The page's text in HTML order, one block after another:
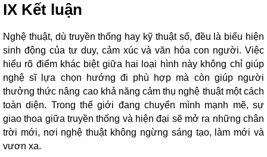
IX Kết luận
Nghệ thuật, dù truyền thống hay kỹ thuật số, đều là biểu hiện
sinh động của tư duy, cảm xúc và văn hóa con người. Việc
hiểu rõ điểm khác biệt giữa hai loại hình này không chỉ giúp
nghệ sĩ lựa chọn hướng đi phù hợp mà còn giúp người
thưởng thức nâng cao khả năng cảm thụ nghệ thuật một cách
toàn diện. Trong thế giới đang chuyển mình mạnh mẽ, sự
giao thoa giữa truyền thống và hiện đại sẽ mở ra những chân
trời mới, nơi nghệ thuật không ngừng sáng tạo, làm mới và
vươn xa.